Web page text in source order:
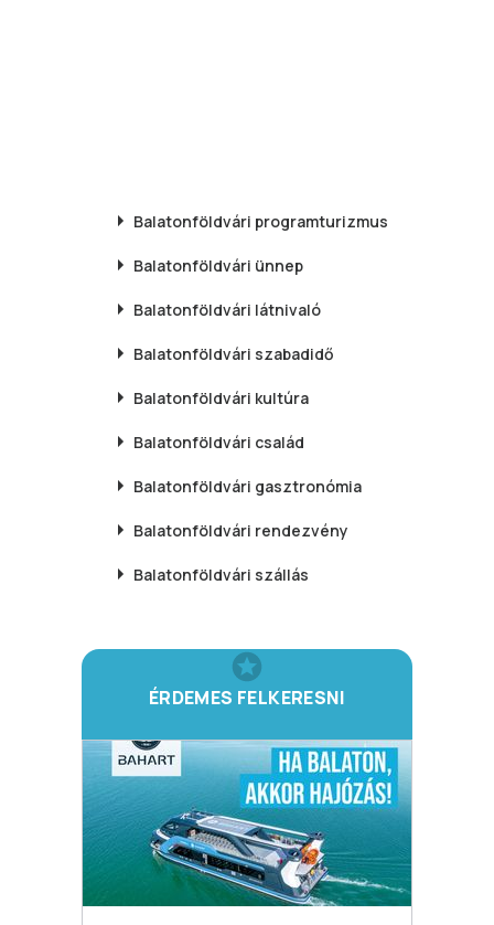
Balatonföldvári programturizmus
Balatonföldvári ünnep
Balatonföldvári látnivaló
Balatonföldvári szabadidő
Balatonföldvári kultúra
Balatonföldvári család
Balatonföldvári gasztronómia
Balatonföldvári rendezvény
Balatonföldvári szállás
ÉRDEMES FELKERESNI